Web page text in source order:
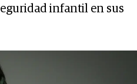
infantil en sus